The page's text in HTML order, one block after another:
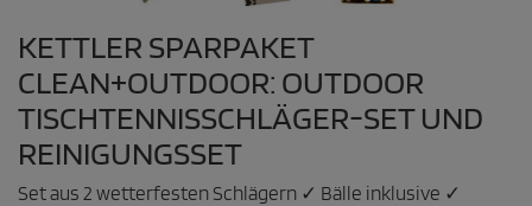
KETTLER SPARPAKET
CLEAN+OUTDOOR: OUTDOOR
TISCHTENNISSCHLÄGER-SET UND
REINIGUNGSSET
Set aus 2 wetterfesten Schlägern ✓ Bälle inklusive ✓